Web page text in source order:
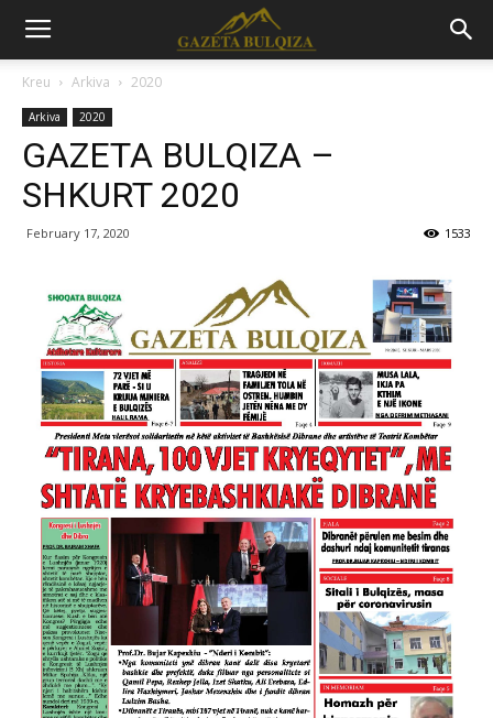
Kreu Arkiva 2020
Arkiva 2020
GAZETA BULQIZA –
SHKURT 2020
February 17, 2020 1533